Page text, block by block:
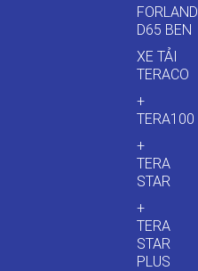
FORLAND
D65 BEN
XE TẢI
TERACO
+
TERA100
+
TERA
STAR
+
TERA
STAR
PLUS